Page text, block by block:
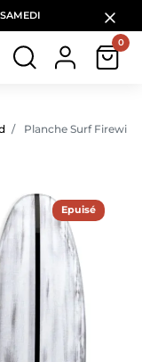
0
Planche Surf
Epuisé